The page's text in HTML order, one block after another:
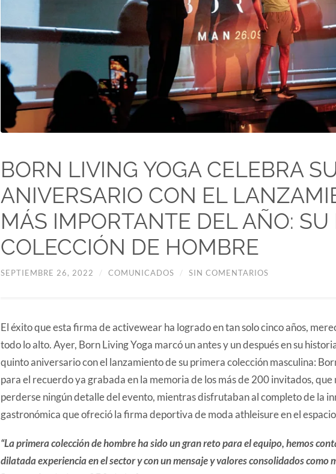
BORN LIVING YOGA CELEBRA
ANIVERSARIO CON EL
MÁS IMPORTANTE DEL AÑO: SU
COLECCIÓN DE HOMBRE
SEPTIEMBRE 26, 2022 / COMUNICADOS / SIN COMENTARIOS
El éxito que esta firma de activewear ha logrado en tan solo cinco años,
todo lo alto. Ayer, Born Living Yoga marcó un antes y un después en su
quinto aniversario con el lanzamiento de su primera colección masculina:
para el recuerdo ya grabada en la memoria de los más de 200 invitados, que
perderse ningún detalle del evento, mientras disfrutaban al completo de la
gastronómica que ofreció la firma deportiva de moda athleisure en el
“La primera colección de hombre ha sido un gran reto para el equipo, hemos
dilatada experiencia en el sector y con un mensaje y valores consolidados como